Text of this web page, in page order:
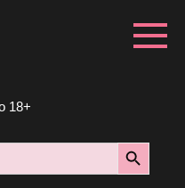
18+
Search Button